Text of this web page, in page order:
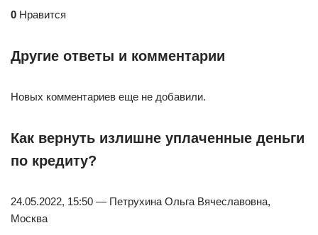
0 Нравится
Другие ответы и комментарии
Новых комментариев еще не добавили.
Как вернуть излишне уплаченные деньги
по кредиту?
24.05.2022, 15:50 — Петрухина Ольга Вячеславовна,
Москва